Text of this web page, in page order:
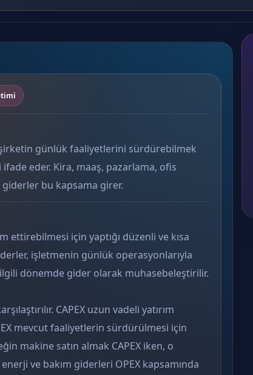
günlük faaliyetlerini sürdürebilmek
eder. Kira, maaş, pazarlama, ofis
bu kapsama girer.
ettirebilmesi için yaptığı düzenli ve kısa
işletmenin günlük operasyonlarıyla
dönemde gider olarak muhasebeleştirilir.
CAPEX uzun vadeli yatırım
mevcut faaliyetlerin sürdürülmesi için
makine satın almak CAPEX iken, o
ve bakım giderleri OPEX kapsamında